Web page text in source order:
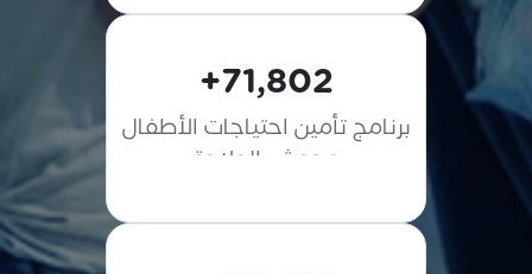
71,802+
برنامج تأمين احتياجات الأطفال
وحديثي الولادة